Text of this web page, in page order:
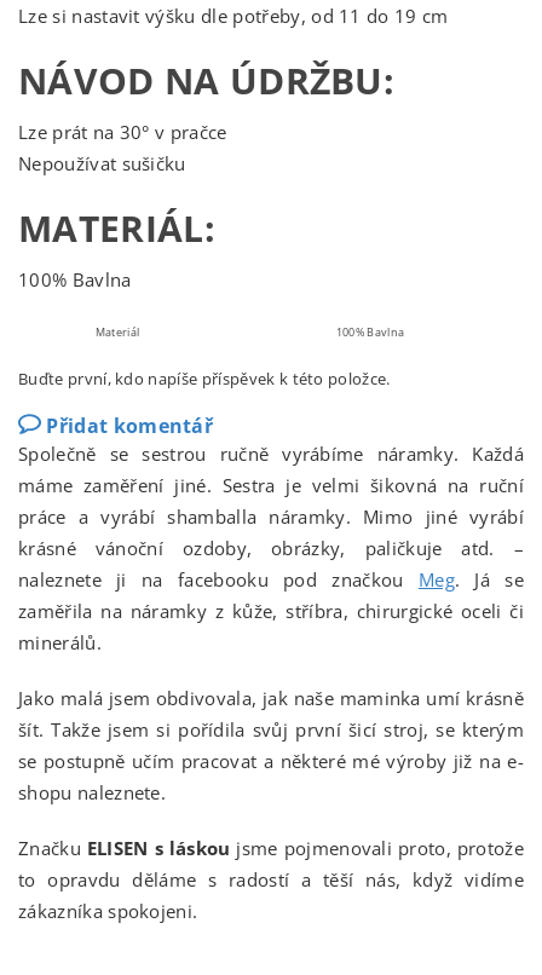
Lze si nastavit výšku dle potřeby, od 11 do 19 cm
NÁVOD NA ÚDRŽBU:
Lze prát na 30° v pračce
Nepoužívat sušičku
MATERIÁL:
100% Bavlna
Materiál 100% Bavlna
Buďte první, kdo napíše příspěvek k této položce.
Přidat komentář
Společně se sestrou ručně vyrábíme náramky. Každá
máme zaměření jiné. Sestra je velmi šikovná na ruční
práce a vyrábí shamballa náramky. Mimo jiné vyrábí
krásné vánoční ozdoby, obrázky, paličkuje atd. –
naleznete ji na facebooku pod značkou Meg. Já se
zaměřila na náramky z kůže, stříbra, chirurgické oceli či
minerálů.
Jako malá jsem obdivovala, jak naše maminka umí krásně
šít. Takže jsem si pořídila svůj první šicí stroj, se kterým
se postupně učím pracovat a některé mé výroby již na e-
shopu naleznete.
Značku ELISEN s láskou jsme pojmenovali proto, protože
to opravdu děláme s radostí a těší nás, když vidíme
zákazníka spokojeni.